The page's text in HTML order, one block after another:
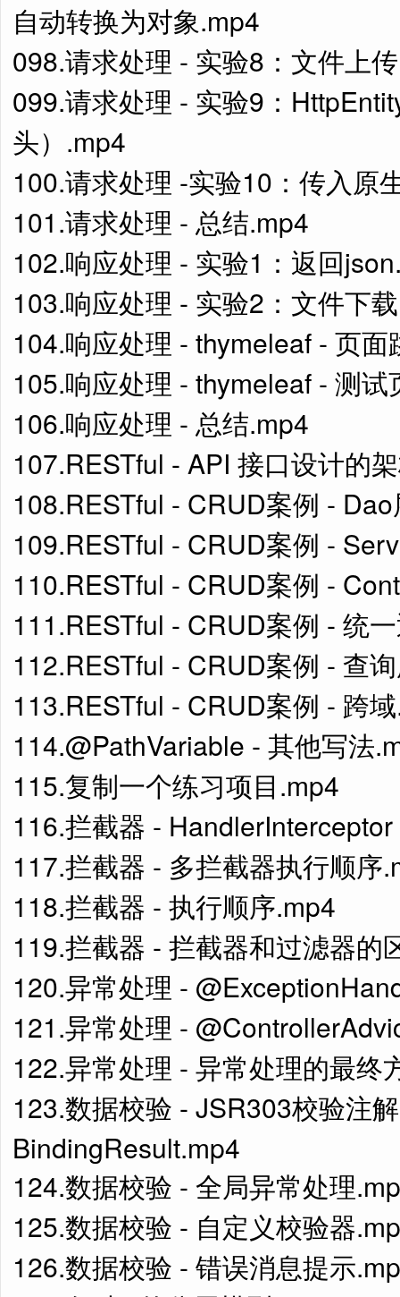
自动转换为对象.mp4
098.请求处理 - 实验8：文件上
099.请求处理 - 实验9：
头）.mp4
100.请求处理 -实验10：传入原
101.请求处理 - 总结.mp4
102.响应处理 - 实验1：返回
103.响应处理 - 实验2：文件下
104.响应处理 - thymeleaf - 页面
105.响应处理 - thymeleaf - 测
106.响应处理 - 总结.mp4
107.RESTful - API 接口设计的
108.RESTful - CRUD案例 -
109.RESTful - CRUD案例 -
110.RESTful - CRUD案例 -
111.RESTful - CRUD案例 - 统
112.RESTful - CRUD案例 - 查
113.RESTful - CRUD案例 - 跨
114.@PathVariable - 其他写法
115.复制一个练习项目.mp4
116.拦截器 -
117.拦截器 - 多拦截器执行顺序
118.拦截器 - 执行顺序.mp4
119.拦截器 - 拦截器和过滤器的
120.异常处理 -
121.异常处理 -
122.异常处理 - 异常处理的最终
123.数据校验 - JSR303校验注
BindingResult.mp4
124.数据校验 - 全局异常处理
125.数据校验 - 自定义校验器
126.数据校验 - 错误消息提示